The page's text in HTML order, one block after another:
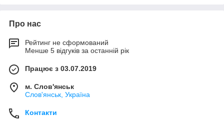
Про нас
Рейтинг не сформований
Менше 5 відгуків за останній рік
Працює з 03.07.2019
м. Слов'янськ
Слов'янськ, Україна
Контакти